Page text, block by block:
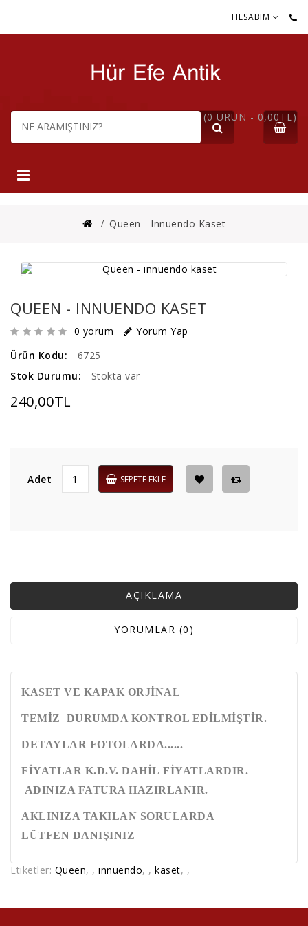
HESABIM
(0 ÜRÜN - 0,00TL)
Queen - Innuendo Kaset
QUEEN - INNUENDO KASET
0 yorum
Yorum Yap
Ürün Kodu:
6725
Stok Durumu:
Stokta var
240,00TL
Adet SEPETE EKLE
AÇIKLAMA
YORUMLAR (0)
KASET VE KAPAK ORJİNAL
TEMİZ DURUMDA KONTROL EDİLMİŞTİR.
DETAYLAR FOTOLARDA......
FİYATLAR K.D.V. DAHİL FİYATLARDIR.
ADINIZA FATURA HAZIRLANIR.
AKLINIZA TAKILAN SORULARDA
LÜTFEN DANIŞINIZ
Etiketler: Queen, , ınnuendo, , kaset, ,